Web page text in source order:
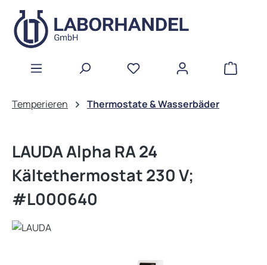
Zum Hauptinhalt springen
Temperieren Thermostate & Wasserbäder
LAUDA Alpha RA 24
Kältethermostat 230 V;
#L000640